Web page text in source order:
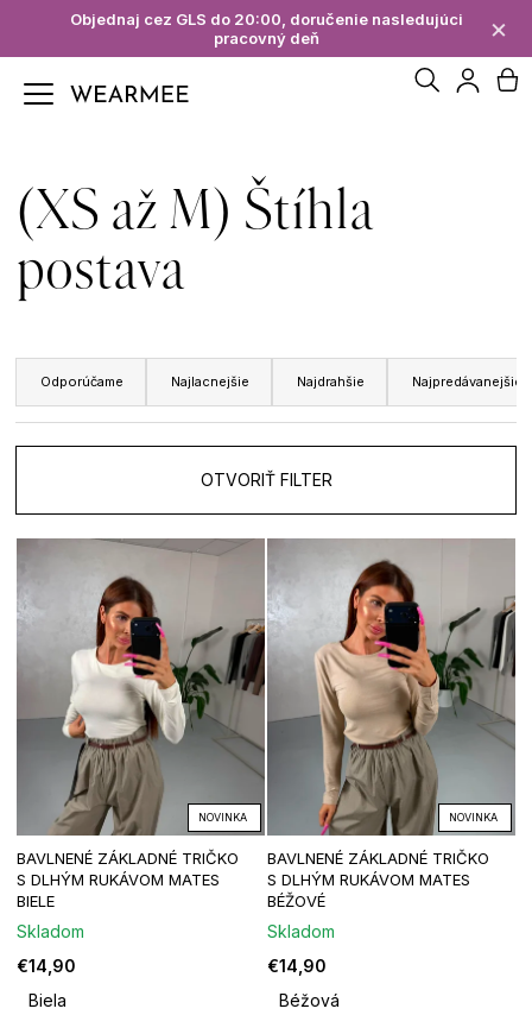
Objednaj cez GLS do 20:00, doručenie nasledujúci
pracovný deň
×
Hľadať
(XS až M) Štíhla
postava
R
a
e
n
i
e
p
o
d
u
k
Odporúčame Najlacnejšie Najdrahšie Najpredávanejšie
OTVORIŤ FILTER
V
ý
p
i
p
r
o
d
NOVINKA
BAVLNENÉ ZÁKLADNÉ TRIČKO
S DLHÝM RUKÁVOM MATES
BIELE
Skladom
€14,90
Biela
NOVINKA
BAVLNENÉ ZÁKLADNÉ TRIČKO
S DLHÝM RUKÁVOM MATES
BÉŽOVÉ
Skladom
€14,90
Béžová
k
Späť
Späť
o
p
o
r
b
u
e
n
á